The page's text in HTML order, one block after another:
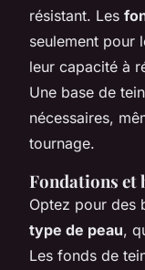
résistant. Les
seulement pour
leur capacité à
Une base de
nécessaires,
tournage.
Fondations et
Optez pour des
type de peau,
Les fonds de